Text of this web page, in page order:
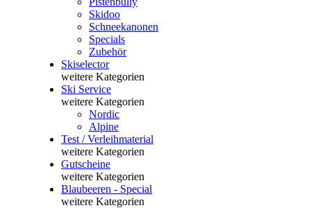
Skidoo
Schneekanonen
Specials
Zubehör
Skiselector
weitere Kategorien
Ski Service
weitere Kategorien
Nordic
Alpine
Test / Verleihmaterial
weitere Kategorien
Gutscheine
weitere Kategorien
Blaubeeren - Special
weitere Kategorien